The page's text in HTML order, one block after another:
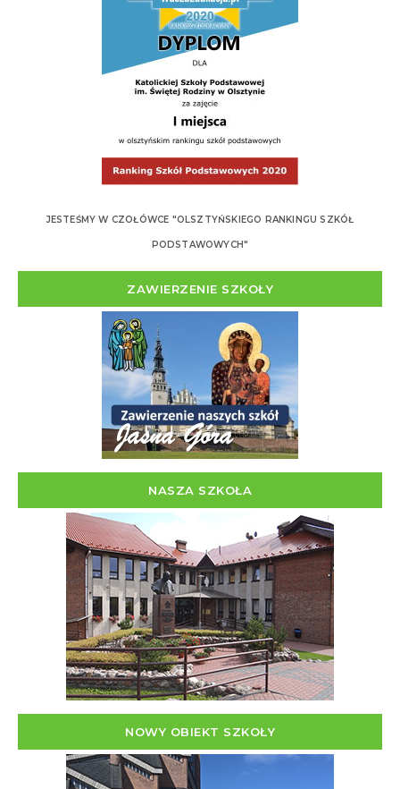
JESTEŚMY W CZOŁÓWCE "OLSZTYŃSKIEGO RANKINGU SZKÓŁ
PODSTAWOWYCH"
ZAWIERZENIE SZKOŁY
NASZA SZKOŁA
NOWY OBIEKT SZKOŁY